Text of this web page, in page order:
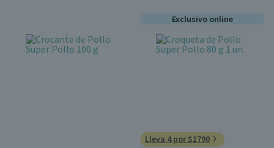
Exclusivo online
Lleva 4 por $1790